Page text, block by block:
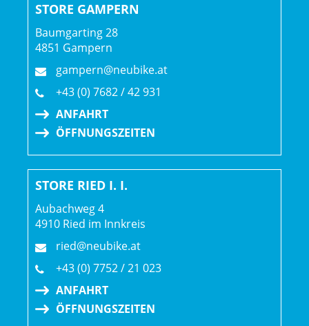
STORE GAMPERN
Baumgarting 28
4851 Gampern
gampern@neubike.at
+43 (0) 7682 / 42 931
ANFAHRT
ÖFFNUNGSZEITEN
STORE RIED I. I.
Aubachweg 4
4910 Ried im Innkreis
ried@neubike.at
+43 (0) 7752 / 21 023
ANFAHRT
ÖFFNUNGSZEITEN